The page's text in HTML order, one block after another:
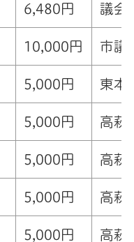
6,480円 議会
10,000円 市議
5,000円 東本
5,000円 高萩
5,000円 高萩
5,000円 高萩
5,000円 高萩